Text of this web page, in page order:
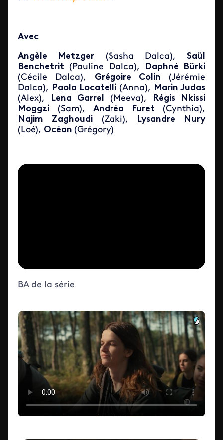
Avec
Angèle Metzger (Sasha Dalca), Saül
Benchetrit (Pauline Dalca),
Daphné Bürki
(Cécile Dalca), Grégoire Colin (Jérémie
Dalca), Paola Locatelli (Anna), Marin Judas
(Alex), Lena Garrel (Meeva),
Régis Nkissi
Moggzi (Sam), Andréa Furet (Cynthia),
Najim Zaghoudi(Zaki), Lysandre Nury
(Loé), Océan (Grégory)
BA de la série
ID de la video FTV Preview